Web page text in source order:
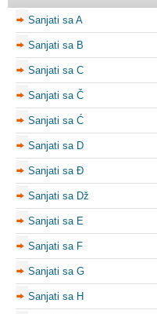
Sanjati sa A
Sanjati sa B
Sanjati sa C
Sanjati sa Č
Sanjati sa Ć
Sanjati sa D
Sanjati sa Đ
Sanjati sa Dž
Sanjati sa E
Sanjati sa F
Sanjati sa G
Sanjati sa H